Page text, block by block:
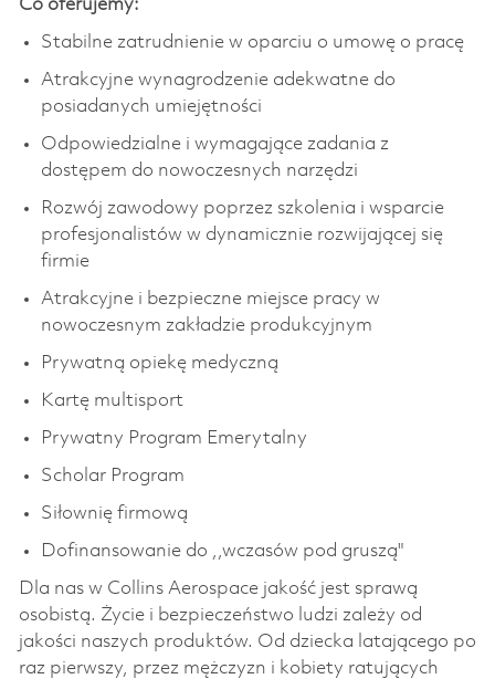
Co oferujemy:
Stabilne zatrudnienie w oparciu o umowę o pracę
Atrakcyjne wynagrodzenie adekwatne do
posiadanych umiejętności
Odpowiedzialne i wymagające zadania z
dostępem do nowoczesnych narzędzi
Rozwój zawodowy poprzez szkolenia i wsparcie
profesjonalistów w dynamicznie rozwijającej się
firmie
Atrakcyjne i bezpieczne miejsce pracy w
nowoczesnym zakładzie produkcyjnym
Prywatną opiekę medyczną
Kartę multisport
Prywatny Program Emerytalny
Scholar Program
Siłownię firmową
Dofinansowanie do ,,wczasów pod gruszą"
Dla nas w Collins Aerospace jakość jest sprawą
osobistą. Życie i bezpieczeństwo ludzi zależy od
jakości naszych produktów. Od dziecka latającego po
raz pierwszy, przez mężczyzn i kobiety ratujących